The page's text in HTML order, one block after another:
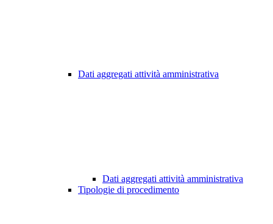
Dati aggregati attività amministrativa
Dati aggregati attività amministrativa
Tipologie di procedimento